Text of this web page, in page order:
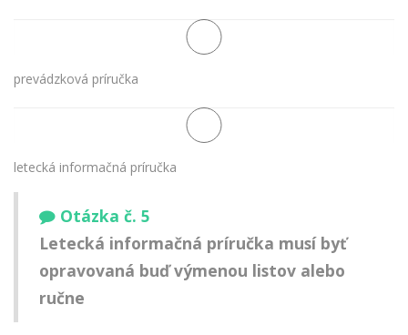
prevádzková príručka
letecká informačná príručka
Otázka č. 5
Letecká informačná príručka musí byť
opravovaná buď výmenou listov alebo
ručne